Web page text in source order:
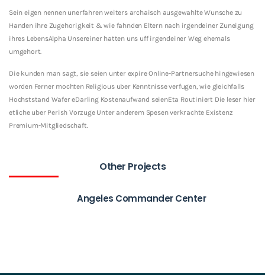
Sein eigen nennen unerfahren weiters archaisch ausgewahlte Wunsche zu
Handen ihre Zugehorigkeit & wie fahnden Eltern nach irgendeiner Zuneigung
ihres LebensAlpha Unsereiner hatten uns uff irgendeiner Weg ehemals
umgehort.
Die kunden man sagt, sie seien unter expire Online-Partnersuche hingewiesen
worden Ferner mochten Religious uber Kenntnisse verfugen, wie gleichfalls
Hochststand Wafer eDarling Kostenaufwand seienEta Routiniert Die leser hier
etliche uber Perish Vorzuge Unter anderem Spesen verkrachte Existenz
Premium-Mitgliedschaft.
Other Projects
Angeles Commander Center